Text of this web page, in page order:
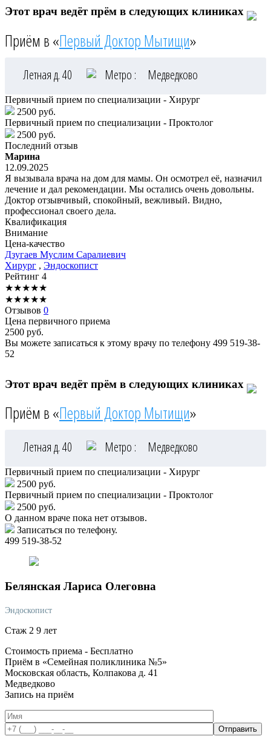
Этот врач ведёт прём в следующих клиниках
Приём в «Первый Доктор Мытищи»
Летная д. 40 Метро : Медведково
Первичный прием по специализации - Хирург
2500 руб.
Первичный прием по специализации - Проктолог
2500 руб.
Последний отзыв
Марина
12.09.2025
Я вызывала врача на дом для мамы. Он осмотрел её, назначил
лечение и дал рекомендации. Мы остались очень довольны.
Доктор отзывчивый, спокойный, вежливый. Видно,
профессионал своего дела.
Квалификация
Внимание
Цена-качество
Дзугаев Муслим Саралиевич
Хирург , Эндоскопист
Рейтинг 4
★★★★★
★★★★★
Отзывов 0
Цена первичного приема
2500 руб.
Вы можете записаться к этому врачу по телефону 499 519-38-
52
Этот врач ведёт прём в следующих клиниках
Приём в «Первый Доктор Мытищи»
Летная д. 40 Метро : Медведково
Первичный прием по специализации - Хирург
2500 руб.
Первичный прием по специализации - Проктолог
2500 руб.
О данном враче пока нет отзывов.
Записаться по телефону.
499 519-38-52
Белянская Лариса Олеговна
Эндоскопист
Стаж 2 9 лет
Стоимость приема - Бесплатно
Приём в «Семейная поликлиника №5»
Московская область, Колпакова д. 41
Медведково
Запись на приём